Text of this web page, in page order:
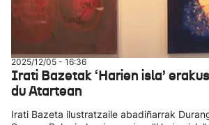
2025/12/05 - 16:36
Irati Bazetak ‘Harien isla’
du Atartean
Irati Bazeta ilustratzaile abadiñarrak